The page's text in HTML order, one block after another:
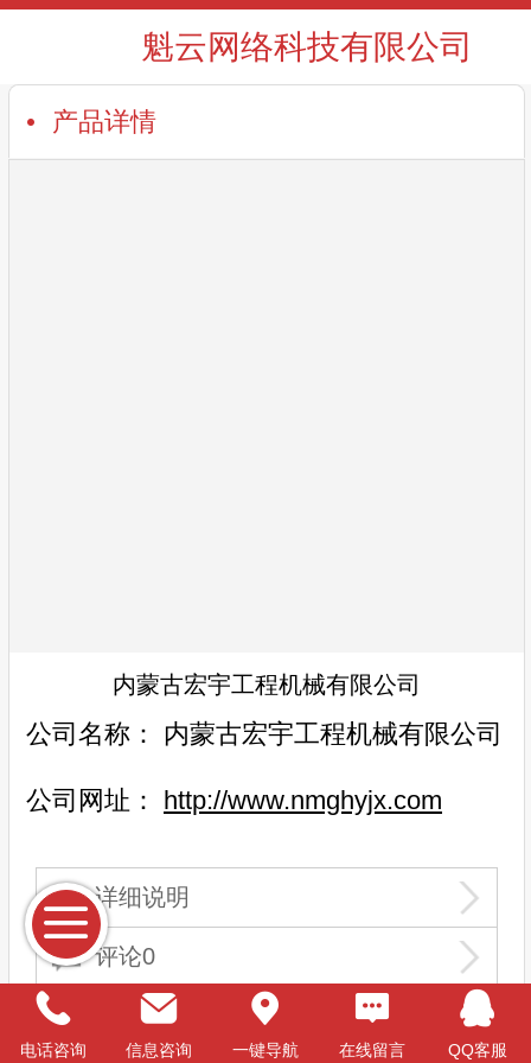
魁云网络科技有限公司
产品详情
内蒙古宏宇工程机械有限公司
公司名称： 内蒙古宏宇工程机械有限公司
公司网址： http://www.nmghyjx.com
详细说明
评论0
电话咨询 信息咨询 一键导航 在线留言 QQ客服